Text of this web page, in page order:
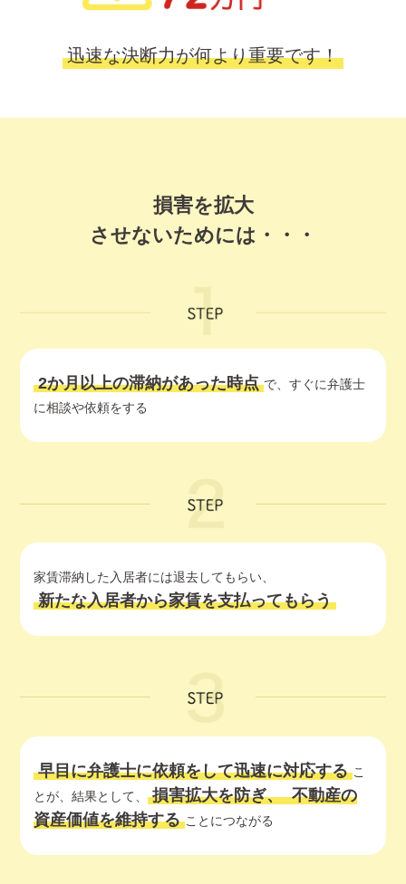
迅速な決断力が何より重要です！
損害を拡大
させないためには・・・
2か月以上の滞納があった時点 で、すぐに弁護士
に相談や依頼をする
家賃滞納した入居者には退去してもらい、
新たな入居者から家賃を支払ってもらう
早目に弁護士に依頼をして迅速に対応する こ
とが、結果として、 損害拡大を防ぎ、 不動産の
資産価値を維持する ことにつながる